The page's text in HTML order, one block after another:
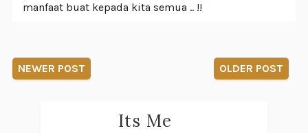
manfaat buat kepada kita semua .. !!
NEWER POST OLDER POST
Its Me